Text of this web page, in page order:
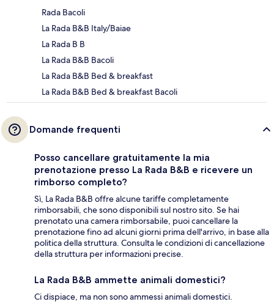
Rada Bacoli
La Rada B&B Italy/Baiae
La Rada B B
La Rada B&B Bacoli
La Rada B&B Bed & breakfast
La Rada B&B Bed & breakfast Bacoli
Domande frequenti
Posso cancellare gratuitamente la mia
prenotazione presso La Rada B&B e ricevere un
rimborso completo?
Sì, La Rada B&B offre alcune tariffe completamente
rimborsabili, che sono disponibili sul nostro sito. Se hai
prenotato una camera rimborsabile, puoi cancellare la
prenotazione fino ad alcuni giorni prima dell'arrivo, in base alla
politica della struttura. Consulta le condizioni di cancellazione
della struttura per informazioni precise.
La Rada B&B ammette animali domestici?
Ci dispiace, ma non sono ammessi animali domestici.